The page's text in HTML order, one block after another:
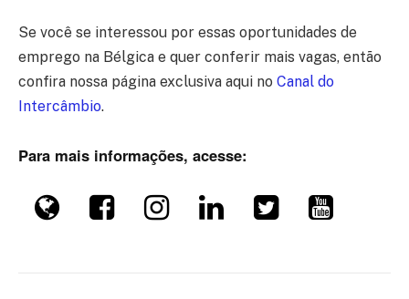
Se você se interessou por essas oportunidades de
emprego na Bélgica e quer conferir mais vagas, então
confira nossa página exclusiva aqui no Canal do
Intercâmbio.
Para mais informações, acesse: